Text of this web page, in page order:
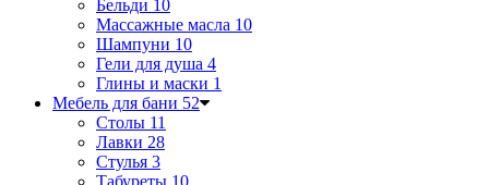
Бельди 10
Массажные масла 10
Шампуни 10
Гели для душа 4
Глины и маски 1
Мебель для бани 52
Столы 11
Лавки 28
Стулья 3
Табуреты 10